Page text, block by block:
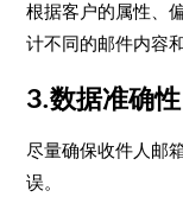
根据客户的属性、
计不同的邮件内容
3.数据准确性
尽量确保收件人邮
误。